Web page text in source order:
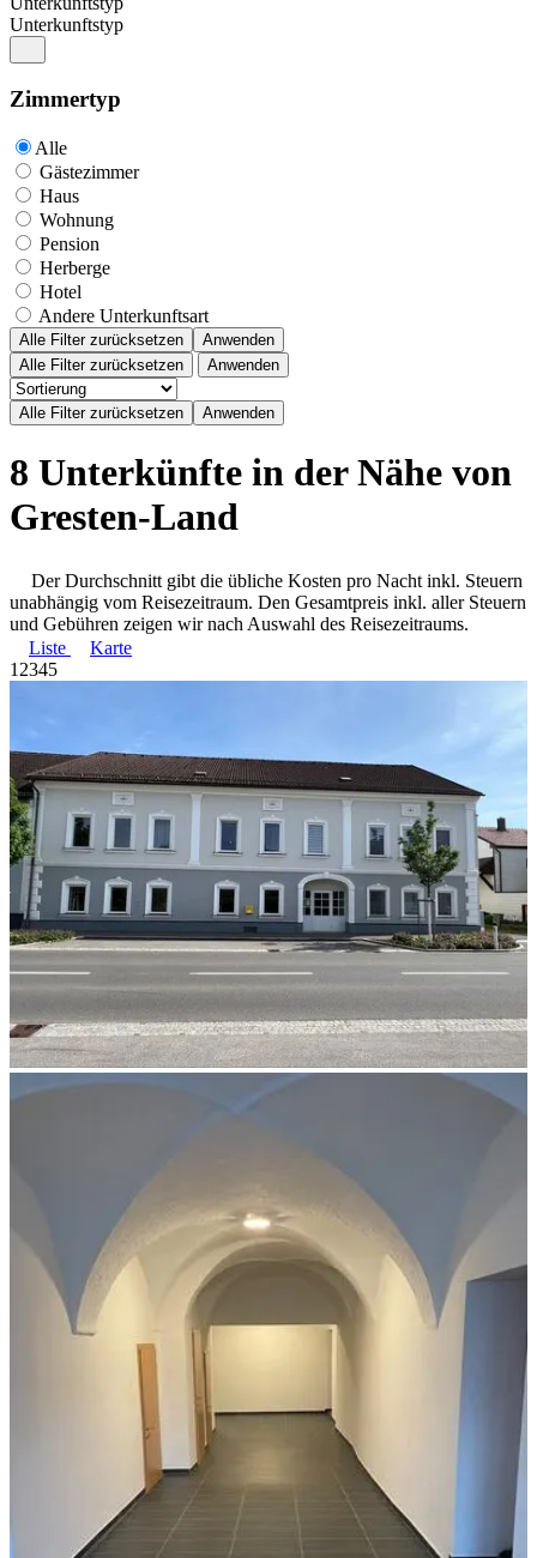
Unterkunftstyp
Zimmertyp
Alle
Gästezimmer
Haus
Wohnung
Pension
Herberge
Hotel
Andere Unterkunftsart
Alle Filter zurücksetzen
Anwenden
Alle Filter zurücksetzen
Anwenden
8 Unterkünfte in der Nähe von
Gresten-Land
Der Durchschnitt gibt die übliche Kosten pro Nacht inkl. Steuern
unabhängig vom Reisezeitraum. Den Gesamtpreis inkl. aller Steuern
und Gebühren zeigen wir nach Auswahl des Reisezeitraums.
Liste
Karte
1 2345